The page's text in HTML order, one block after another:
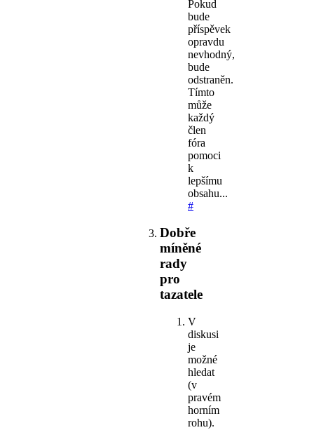
Pokud
bude
příspěvek
opravdu
nevhodný,
bude
odstraněn.
Tímto
může
každý
člen
fóra
pomoci
k
lepšímu
obsahu...
#
Dobře
míněné
rady
pro
tazatele
V
diskusi
je
možné
hledat
(v
pravém
horním
rohu).